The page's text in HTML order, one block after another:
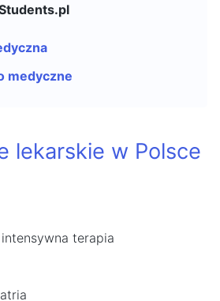
medyczne
lekarskie w Polsce
terapia